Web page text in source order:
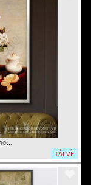
Tranh tĩnh vật hoa quả sơn dầu trang trí phòng ngủ
TẢI VỀ